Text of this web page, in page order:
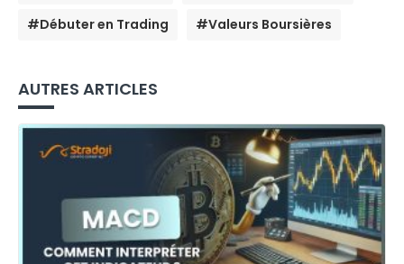
#Débuter en Trading
#Valeurs Boursières
AUTRES ARTICLES